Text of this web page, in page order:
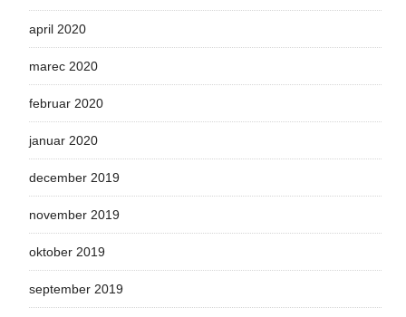
april 2020
marec 2020
februar 2020
januar 2020
december 2019
november 2019
oktober 2019
september 2019